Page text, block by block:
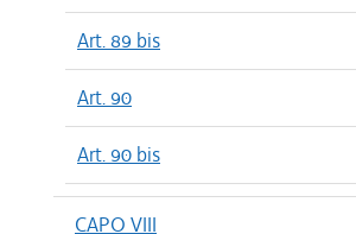
Art. 89 bis
Art. 90
Art. 90 bis
CAPO VIII